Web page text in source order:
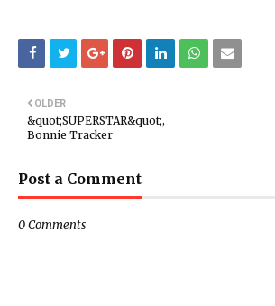
OLDER
&quot;SUPERSTAR&quot;,
Bonnie Tracker
Post a Comment
0 Comments